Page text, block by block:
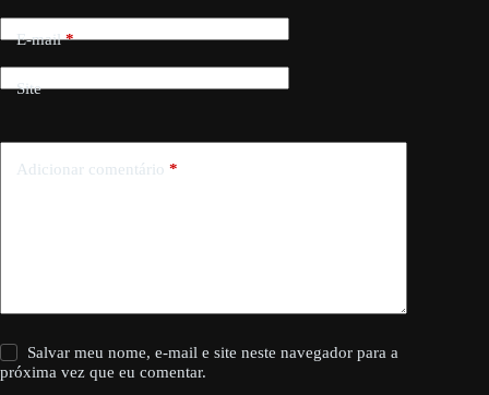
E-mail*
Site
Adicionar comentário *
Salvar meu nome, e-mail e site neste navegador para a
próxima vez que eu comentar.